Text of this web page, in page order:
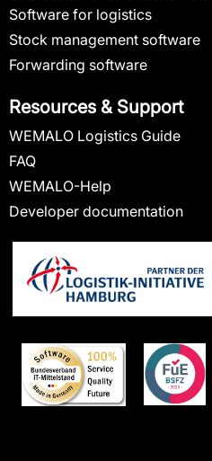
Software for logistics
Stock management software
Forwarding software
Resources & Support
WEMALO Logistics Guide
FAQ
WEMALO-Help
Developer documentation